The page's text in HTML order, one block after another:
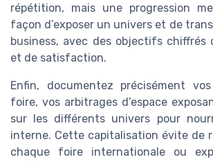
répétition, mais une progression
façon d’exposer un univers et de
business, avec des objectifs chiffrés
et de satisfaction.
Enfin, documentez précisément
foire, vos arbitrages d’espace
sur les différents univers pour
interne. Cette capitalisation évite de
chaque foire internationale ou